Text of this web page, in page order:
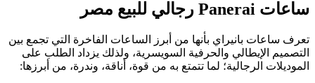
ساعات Panerai رجالي للبيع مصر
تعرف ساعات بانيراي بأنها من أبرز الساعات الفاخرة التي تجمع بين
التصميم الإيطالي والحرفية السويسرية، ولذلك يزداد الطلب على
الموديلات الرجالية؛ لما تتمتع به من قوة، أناقة، وندرة، من أبرزها: